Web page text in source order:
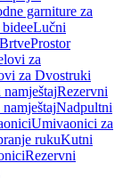
garniture za
Lučni
BrtveProstor
za
za Dvostruki
Rezervni
Nadpultni
Umivaonici za
rukuKutni
Rezervni